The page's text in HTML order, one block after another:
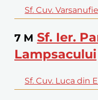
Sf. Cuv.
7 M Sf. Ier.
Lampsacului
Sf. Cuv. Luca din